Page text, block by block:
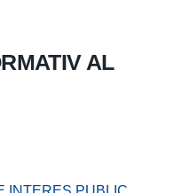
AL